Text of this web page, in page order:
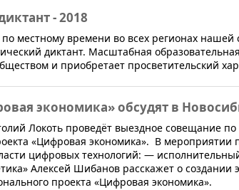
- 2018
по местному времени во всех регионах
диктант. Масштабная
и приобретает просветительский
экономика» обсудят в
Локоть проведёт выездное совещание
«Цифровая экономика». В мероприятии
цифровых технологий: —
Алексей Шибанов расскажет о создании
проекта «Цифровая экономика».